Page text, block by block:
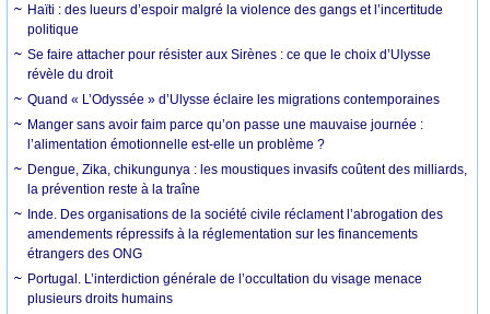
Haïti : des lueurs d’espoir malgré la violence des gangs et l’incertitude
politique
Se faire attacher pour résister aux Sirènes : ce que le choix d’Ulysse
révèle du droit
Quand « L’Odyssée » d’Ulysse éclaire les migrations contemporaines
Manger sans avoir faim parce qu’on passe une mauvaise journée :
l’alimentation émotionnelle est-elle un problème ?
Dengue, Zika, chikungunya : les moustiques invasifs coûtent des milliards,
la prévention reste à la traîne
Inde. Des organisations de la société civile réclament l’abrogation des
amendements répressifs à la réglementation sur les financements
étrangers des ONG
Portugal. L’interdiction générale de l’occultation du visage menace
plusieurs droits humains